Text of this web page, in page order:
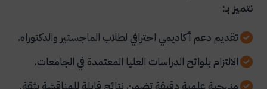
نتميز بـ:
تقديم دعم أكاديمي احترافي لطلاب الماجستير والدكتوراه.
الالتزام بلوائح الدراسات العليا المعتمدة في الجامعات.